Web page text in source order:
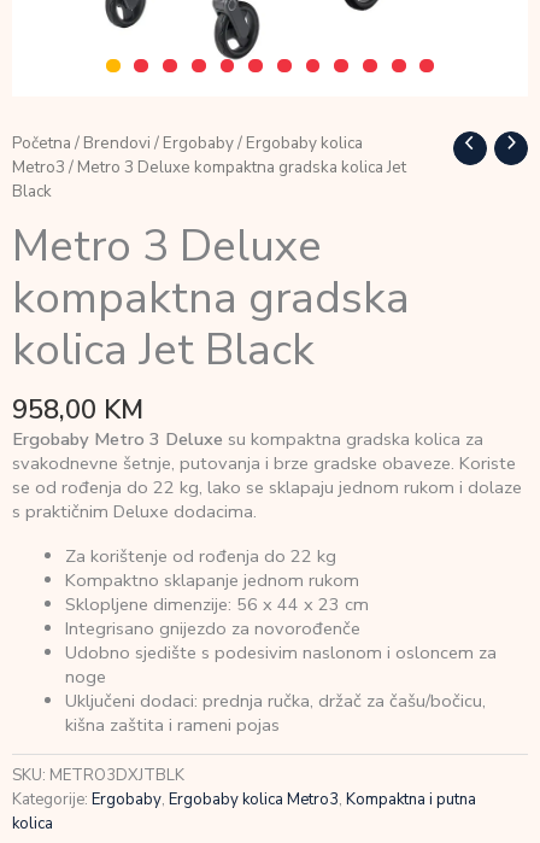
Početna / Brendovi / Ergobaby/ Ergobaby kolica
Metro3 / Metro 3 Deluxe kompaktna gradska kolica Jet
Black
Metro 3 Deluxe
kompaktna gradska
kolica Jet Black
958,00 KM
Ergobaby Metro 3 Deluxe su kompaktna gradska kolica za
svakodnevne šetnje, putovanja i brze gradske obaveze. Koriste
se od rođenja do 22 kg, lako se sklapaju jednom rukom i dolaze
s praktičnim Deluxe dodacima.
Za korištenje od rođenja do 22 kg
Kompaktno sklapanje jednom rukom
Sklopljene dimenzije: 56 x 44 x 23 cm
Integrisano gnijezdo za novorođenče
Udobno sjedište s podesivim naslonom i osloncem za
noge
Uključeni dodaci: prednja ručka, držač za čašu/bočicu,
kišna zaštita i rameni pojas
SKU: METRO3DXJTBLK
Kategorije: Ergobaby, Ergobaby kolica Metro3, Kompaktna i putna
kolica